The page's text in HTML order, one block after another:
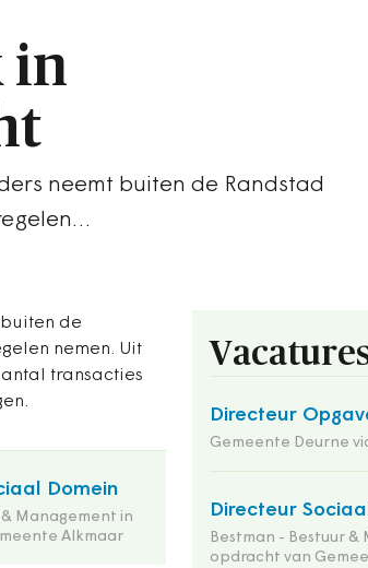
in
neemt buiten de Randstad
de
nemen. Uit
transacties
Domein
Management in
Alkmaar
Directeur
Gemeente Deurne
Directeur
Bestman - Bestuur &
opdracht van